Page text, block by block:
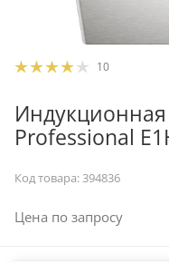
10
Professional
Код товара:394836
Цена по запросу